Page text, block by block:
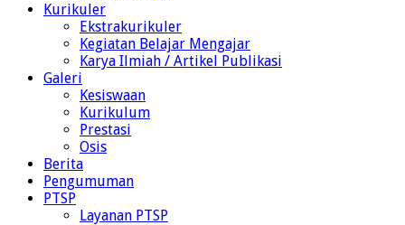
Kurikuler
Ekstrakurikuler
Kegiatan Belajar Mengajar
Karya Ilmiah / Artikel Publikasi
Galeri
Kesiswaan
Kurikulum
Prestasi
Osis
Berita
Pengumuman
PTSP
Layanan PTSP